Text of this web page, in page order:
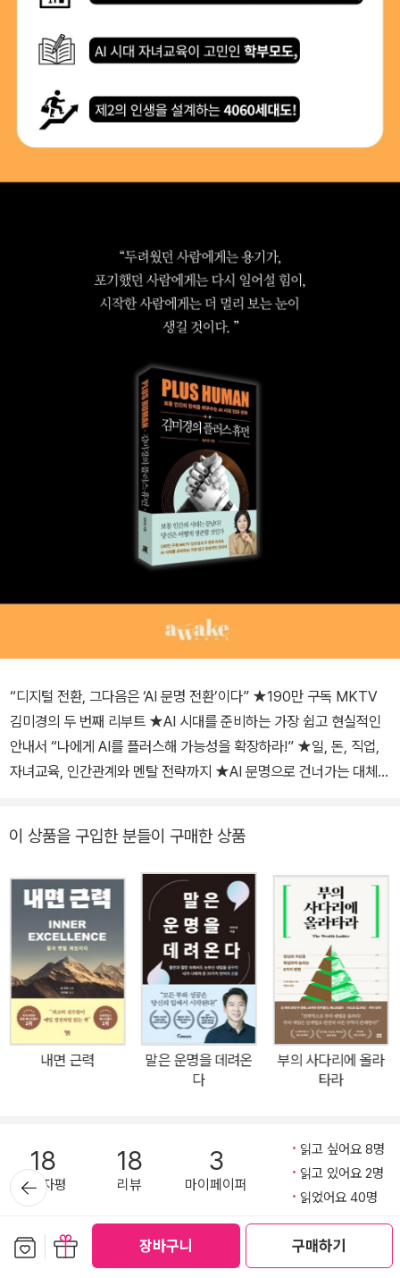
장바구니 구매하기
“디지털 전환, 그다음은 ‘AI 문명 전환’이다” ★190만 구독 MKTV
김미경의 두 번째 리부트 ★AI 시대를 준비하는 가장 쉽고 현실적인
안내서 “나에게 AI를 플러스해 가능성을 확장하라!” ★일, 돈, 직업,
자녀교육, 인간관계와 멘탈 전략까지 ★AI 문명으로 건너가는 대체
생생한 기록! 2020년, 코로나 팬데믹이 세상을 멈춰 세웠을 때 김미
경은 주저앉는 대신 《김미경의 리부트》를 썼다. 강연 매출이 하루아
침에 0원이 된 절박함 속에서 ‘디지털 전환’이라는 새로운 길을 찾아
낸 그녀의 목소리는 수십만 독자에게 다시 일어설 용기를 건넸다. 그
로부터 몇 년이 흘러 이번엔 ‘AI 혁명’이라는 또 하나의 거대한 파도가
밀려왔다. 늘 그랬듯 그녀는 정면으로 부딪혔다. 챗GPT에 무작정 말
을 걸고, 자기 인생의 크고 작은 문제들을 함께 풀어보려 애쓰고, 그
치열한 도전과 깨달음의 기록을 한 권의 책으로 엮었다. 《김미경의 플
러스 휴먼》은 대한민국 최고의 강사가 예순둘의 나이로 AI 왕초보에
서 플러스 휴먼으로 거듭나는 과정을 고스란히 담은 두 번째 리부트
입문서와 결정적으로 다른 지점은 여기에 있다. 기술을 가르치지 않
는다. 대신 문명을 읽는 법을 알려준다. 저자는 AI를 ‘새로운 전기(ne
w electricity)’라 부른다. 100년 전 전기가 농경 사회를 산업 사회
로 통째로 바꿨듯, AI는 지금 우리가 일하고 배우고 관계 맺고 꿈꾸는
방식 전체를 다시 쓰고 있다. 문명은 싸우거나 무시할 수 있는 대상이
아니다. 선택하지 않아도 자고 일어나면 그 판 위에 내가 서 있게 된
이 상품을 구입한 분들이 구매한 상품
내면 근력
말은 운명을 데려온
다
부의 사다리에 올라
타라
18
100자평
18
리뷰
3
마이페이퍼
읽고 싶어요 8명
읽고 있어요 2명
읽었어요 40명
이 책에 내가 남긴 글
로그인하면 내가 남긴 글과 친구가 남긴 글을 확인할 수 있습니다.
뒤로가
기